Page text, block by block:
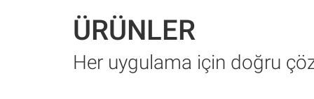
ÜRÜNLER
Her uygulama için doğru